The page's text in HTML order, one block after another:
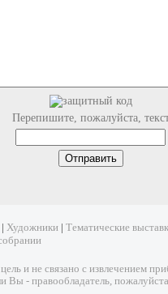
Перепишите, пожалуйста,
Художники Тематические
и не связано с извлечением
Вы - правообладатель,